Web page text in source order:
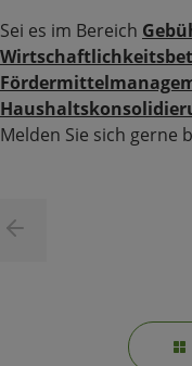
Sei es im Bereich
Melden Sie sich gerne